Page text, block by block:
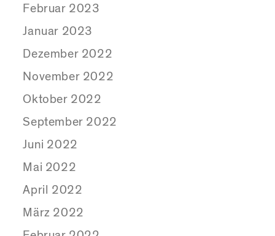
Februar 2023
Januar 2023
Dezember 2022
November 2022
Oktober 2022
September 2022
Juni 2022
Mai 2022
April 2022
März 2022